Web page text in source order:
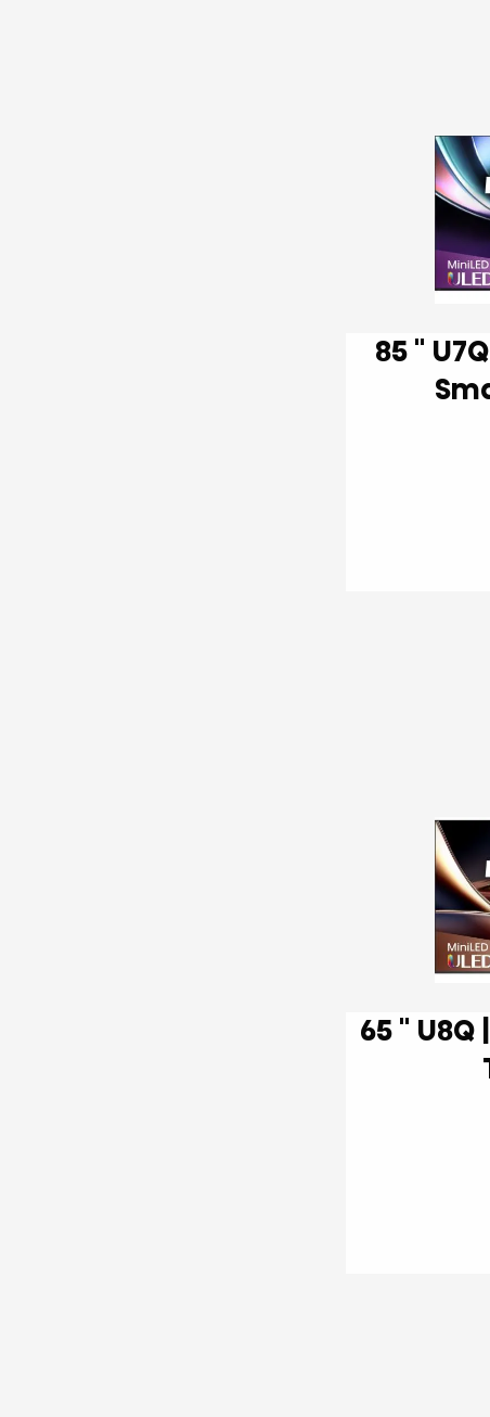
85 '' U7Q PRO | ULED MiniLED
65 '' U8Q | ULED MiniLED Smart